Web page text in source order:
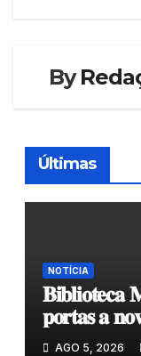
By
Últimas
NOTÍCIA
𝐁𝐢𝐛𝐥𝐢𝐨𝐭𝐞𝐜𝐚
𝐩𝐨𝐫𝐭𝐚𝐬 𝐚
𝐝𝐮𝐫𝐚𝐧𝐭𝐞 𝐨
AGO 5, 2026